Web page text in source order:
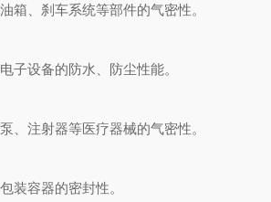
、刹车系统等部件的气密性。
设备的防水、防尘性能。
注射器等医疗器械的气密性。
容器的密封性。